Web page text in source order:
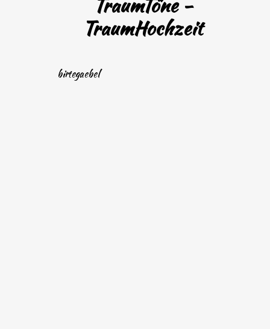
TraumHochzeit
birtegaebel